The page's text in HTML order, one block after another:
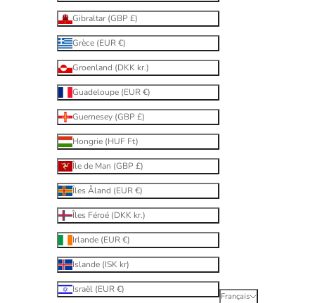
Gibraltar (GBP £)
Grèce (EUR €)
Groenland (DKK kr.)
Guadeloupe (EUR €)
Guernesey (GBP £)
Hongrie (HUF Ft)
Île de Man (GBP £)
Îles Åland (EUR €)
Îles Féroé (DKK kr.)
Irlande (EUR €)
Islande (ISK kr)
Israël (EUR €)
Français